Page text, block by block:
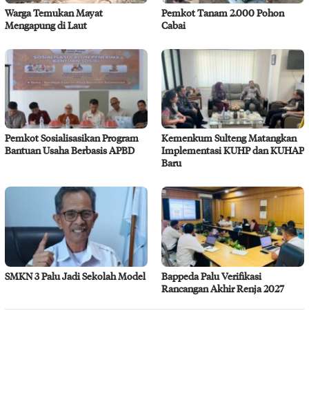
Warga Temukan Mayat
Mengapung di Laut
Pemkot Tanam 2.000 Pohon
Cabai
Pemkot Sosialisasikan Program
Bantuan Usaha Berbasis APBD
Kemenkum Sulteng Matangkan
Implementasi KUHP dan KUHAP
Baru
SMKN 3 Palu Jadi Sekolah Model
Bappeda Palu Verifikasi
Rancangan Akhir Renja 2027